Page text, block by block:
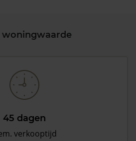
45 dagen
verkooptijd